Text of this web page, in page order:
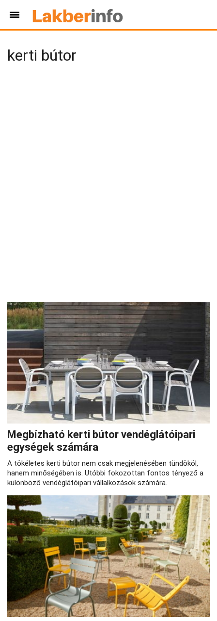
kerti bútor
Megbízható kerti bútor vendéglátóipari
egységek számára
A tökéletes kerti bútor nem csak megjelenésében tündököl,
hanem minőségében is. Utóbbi fokozottan fontos tényező a
különböző vendéglátóipari vállalkozások számára.